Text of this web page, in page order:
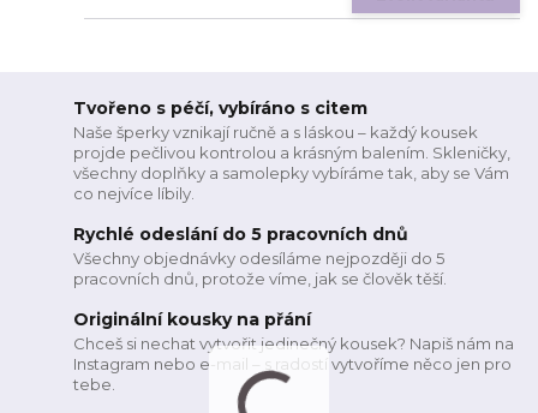
Tvořeno s péčí, vybíráno s citem
Naše šperky vznikají ručně a s láskou – každý kousek
projde pečlivou kontrolou a krásným balením. Skleničky,
všechny doplňky a samolepky vybíráme tak, aby se Vám
co nejvíce líbily.
Rychlé odeslání do 5 pracovních dnů
Všechny objednávky odesíláme nejpozději do 5
pracovních dnů, protože víme, jak se člověk těší.
Originální kousky na přání
Chceš si nechat vytvořit jedinečný kousek? Napiš nám na
Instagram nebo e-mail – s radostí vytvoříme něco jen pro
tebe.